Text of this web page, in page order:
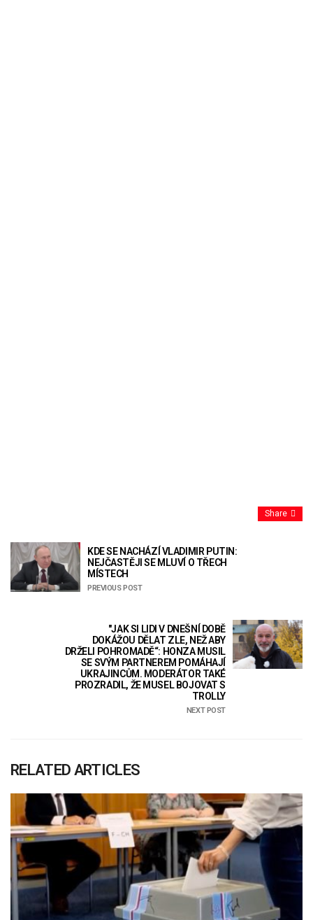
Share
KDE SE NACHÁZÍ VLADIMIR PUTIN:
NEJČASTĚJI SE MLUVÍ O TŘECH
MÍSTECH
PREVIOUS POST
"JAK SI LIDI V DNEŠNÍ DOBĚ
DOKÁŽOU DĚLAT ZLE, NEŽ ABY
DRŽELI POHROMADĚ“: HONZA MUSIL
SE SVÝM PARTNEREM POMÁHAJÍ
UKRAJINCŮM. MODERÁTOR TAKÉ
PROZRADIL, ŽE MUSEL BOJOVAT S
TROLLY
NEXT POST
RELATED ARTICLES